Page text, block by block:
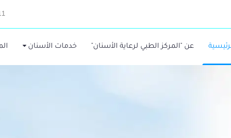
عن "المركز الطبي لرعاية الأسنان" خدمات الأسنان